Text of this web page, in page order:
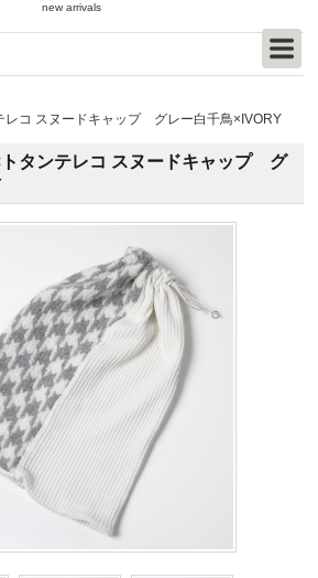
new arrivals
レコ スヌードキャップ グレー白千鳥×IVORY
トタンテレコ スヌードキャップ グ